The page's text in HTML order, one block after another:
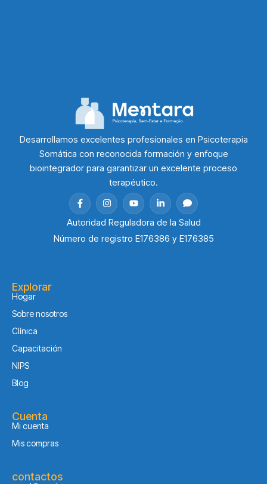
Desarrollamos excelentes profesionales en Psicoterapia
Somática con reconocida formación y enfoque
biointegrador para garantizar un excelente proceso
terapéutico.
Autoridad Reguladora de la Salud
Número de registro E176386 y E176385
Explorar
Hogar
Sobre nosotros
Clínica
Capacitación
NIPS
Blog
Cuenta
Mi cuenta
Mis compras
contactos